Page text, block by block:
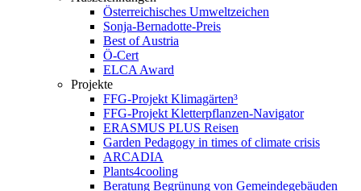
Österreichisches Umweltzeichen
Sonja-Bernadotte-Preis
Best of Austria
Ö-Cert
ELCA Award
Projekte
FFG-Projekt Klimagärten³
FFG-Projekt Kletterpflanzen-Navigator
ERASMUS PLUS Reisen
Garden Pedagogy in times of climate crisis
ARCADIA
Plants4cooling
Beratung Begrünung von Gemeindegebäuden